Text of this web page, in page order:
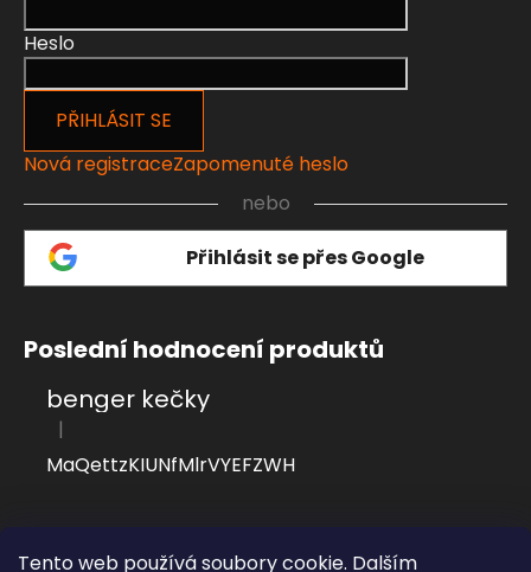
Tento web používá soubory cookie. Dalším
Heslo
PŘIHLÁSIT SE
Nová registraceZapomenuté heslo
nebo
Přihlásit se přes Google
Poslední hodnocení produktů
benger kečky
Hodnocení produktu je 4 z 5 hvězdiček.
|
MaQettzKIUNfMlrVYEFZWH
Přijímáme online platby